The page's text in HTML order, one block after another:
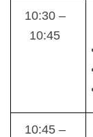
10:30 –
10:45
10:45 –